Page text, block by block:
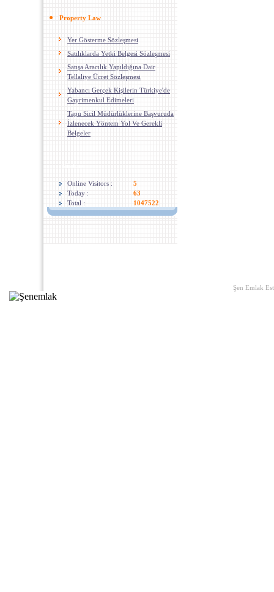
Property Law
Yer Gösterme Sözleşmesi
Satılıklarda Yetki Belgesi Sözleşmesi
Satışa Aracılık Yapıldığına Dair
Tellaliye Ücret Sözleşmesi
Yabancı Gerçek Kişilerin Türkiye'de
Gayrimenkul Edimeleri
Tapu Sicil Müdürlüklerine Başvuruda
İzlenecek Yöntem Yol Ve Gerekli
Belgeler
Online Visitors :
5
Today :
63
Total :
1047522
Şen Emlak